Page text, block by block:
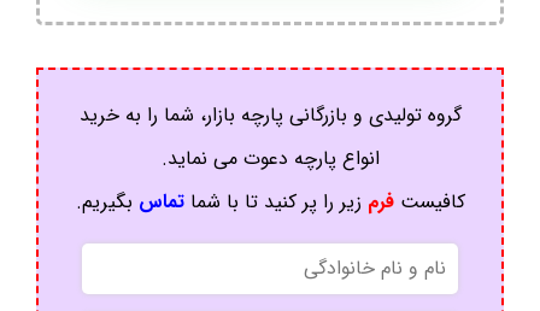
گروه تولیدی و بازرگانی پارچه بازار، شما را به خرید
انواع پارچه دعوت می نماید.
کافیستفرم زیر را پر کنید تا با شماتماس بگیریم.